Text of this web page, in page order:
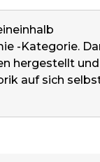
-Kategorie.
hergestellt und
auf sich